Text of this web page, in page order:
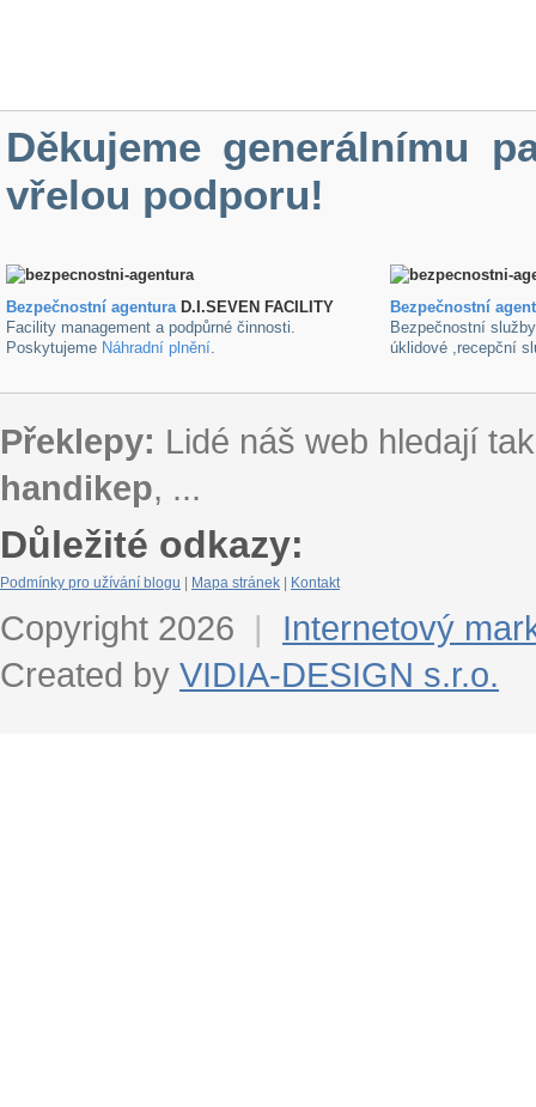
Děkujeme generálnímu
vřelou podporu!
Bezpečnostní agenturaD.I.SEVEN FACILITY
Facility management a podpůrné činnosti.
Poskytujeme Náhradní plnění.
Bezpečnostní
Bezpečnostní
úklidové ,recepční
Překlepy: Lidé náš web hledají
handikep, ...
Důležité odkazy:
Podmínky pro užívání blogu Mapa stránek Kontakt
Copyright 2026 |
Internetový
Created by VIDIA-DESIGN s.r.o.